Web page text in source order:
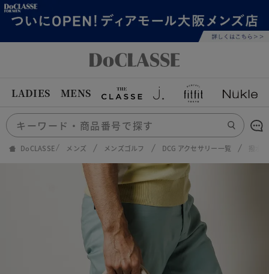
LADIES MENS
DoCLASSE メンズ メンズゴルフ DCG アクセサリー一覧 撥水